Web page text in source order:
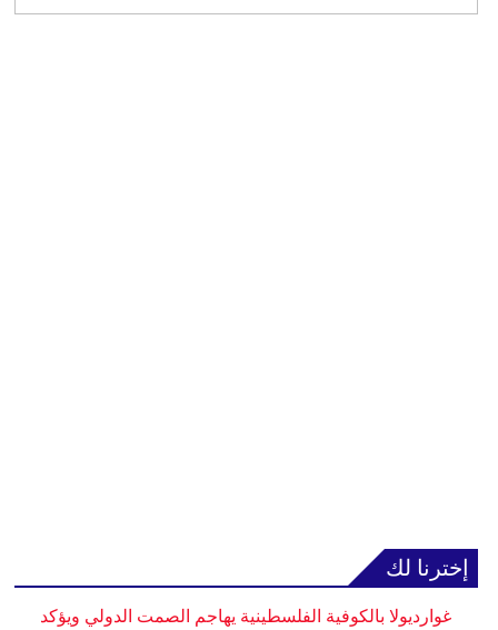
إخترنا لك
غوارديولا بالكوفية الفلسطينية يهاجم الصمت الدولي ويؤكد